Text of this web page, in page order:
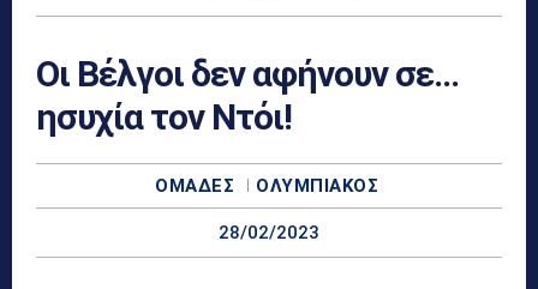
Οι Βέλγοι δεν αφήνουν σε…
ησυχία τον Ντόι!
ΟΜΆΔΕΣ ΟΛΥΜΠΙΑΚΌΣ
28/02/2023